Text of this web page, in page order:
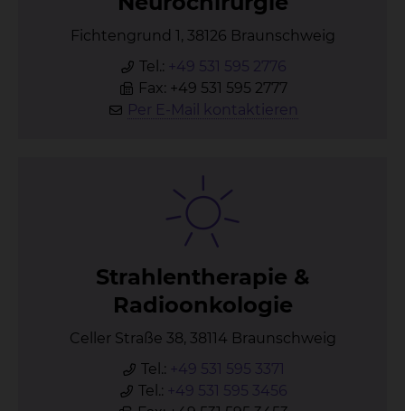
Fichtengrund 1, 38126 Braunschweig
Tel.: +49 531 595 2776
Fax: +49 531 595 2777
Per E-Mail kontaktieren
Strah­len­the­ra­pie &
Ra­di­oon­ko­lo­gie
Celler Straße 38, 38114 Braunschweig
Tel.: +49 531 595 3371
Tel.: +49 531 595 3456